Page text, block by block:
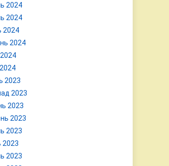
2024
2024
2024
2024
2023
2023
2023
2023
2023
2023
2023